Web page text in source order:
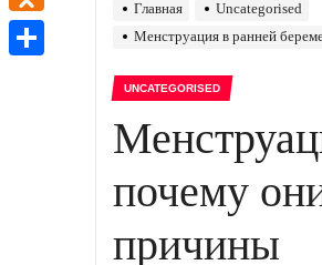
Главная
Uncategorised
Менструация в ранней
UNCATEGORISED
почему
причины
Odnoklassniki